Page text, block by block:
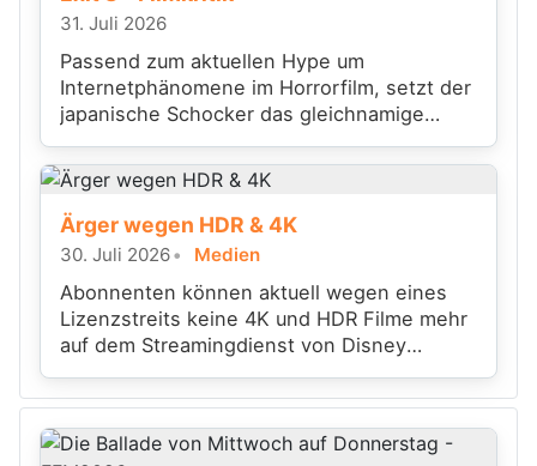
31. Juli 2026
Passend zum aktuellen Hype um
Internetphänomene im Horrorfilm, setzt der
japanische Schocker das gleichnamige
Ärger wegen HDR & 4K
30. Juli 2026 Medien
Abonnenten können aktuell wegen eines
Lizenzstreits keine 4K und HDR Filme mehr
auf dem Streamingdienst von Disney
anschauen